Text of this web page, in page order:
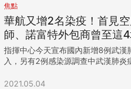
焦點
華航又增2名染疫！首見
師、諾富特外包商曾至這
指揮中心今天宣布國內新增8例武漢
入，另有2例感染源調查中武漢肺炎
2021.05.04